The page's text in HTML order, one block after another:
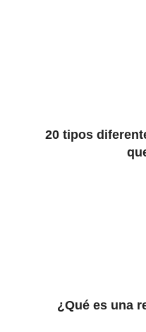
20 tipos
¿Qué es una